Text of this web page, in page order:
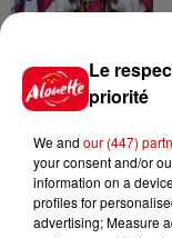
Jeux
Le
priorité
We and our (447)
your consent and/or
information on a
profiles for
advertising; Measure